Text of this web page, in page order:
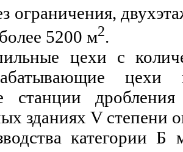
ограничения,
5200 м2.
цехи с
станции
зданияхVстепени
категории Б